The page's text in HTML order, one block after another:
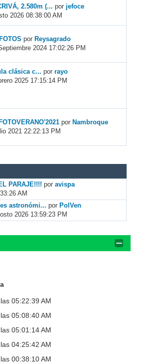
2.580m (... por jefoce
2026 08:38:00 AM
por Reysagrado
2024 17:02:26 PM
clásica c... porrayo
2025 17:15:14 PM
por Nambroque
2021 22:22:13 PM
PARAJE!!!! poravispa
AM
astronómi... por PolVen
2026 13:59:23 PM
05:22:39 AM
05:08:40 AM
05:01:14 AM
04:25:42 AM
00:38:10 AM